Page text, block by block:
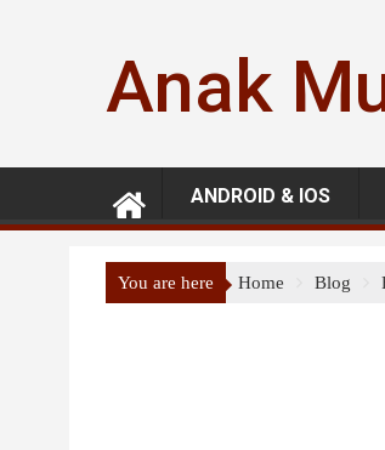
Anak
ANDROID & IOS
You are here Home Blog